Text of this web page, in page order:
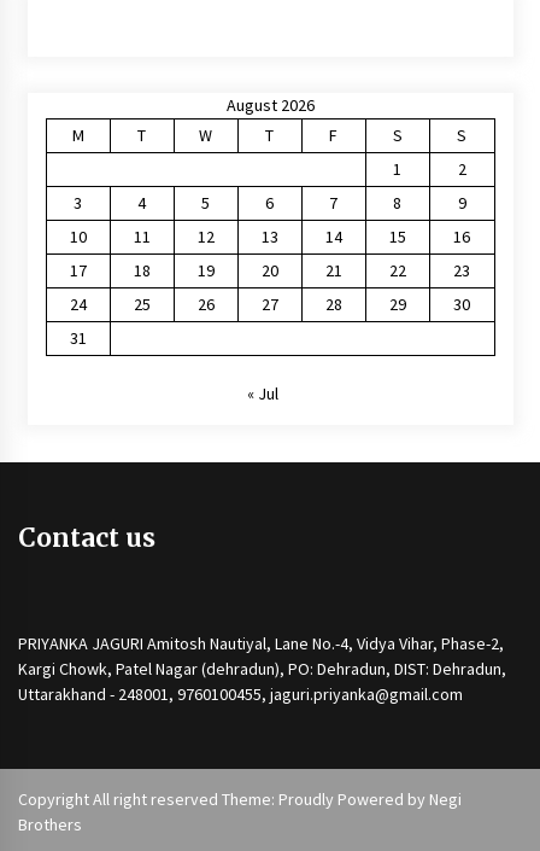
August 2026
M
T W T F S
S
1
2
3
4 5 6 7 8
9
10
11 12 13 14 15
16
17
18 19 20 21 22
23
24
25 26 27 28 29
30
31
« Jul
Contact us
PRIYANKA JAGURI Amitosh Nautiyal, Lane No.-4, Vidya Vihar, Phase-2,
Kargi Chowk, Patel Nagar (dehradun), PO: Dehradun, DIST: Dehradun,
Uttarakhand - 248001, 9760100455, jaguri.priyanka@gmail.com
Copyright All right reserved Theme: Proudly Powered by Negi
Brothers